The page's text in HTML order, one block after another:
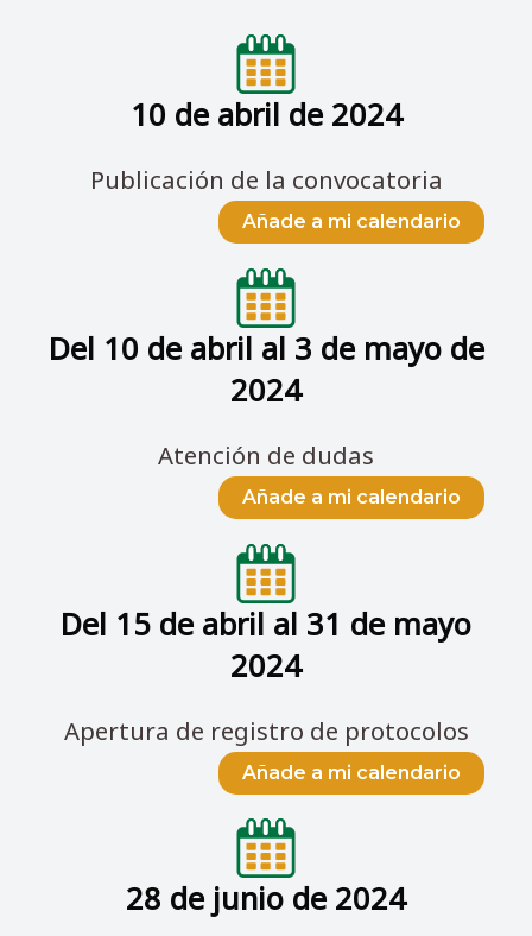
10 de abril de 2024
Publicación de la convocatoria
Añade a mi calendario
Del 10 de abril al 3 de mayo de
2024
Atención de dudas
Añade a mi calendario
Del 15 de abril al 31 de mayo
2024
Apertura de registro de protocolos
Añade a mi calendario
28 de junio de 2024